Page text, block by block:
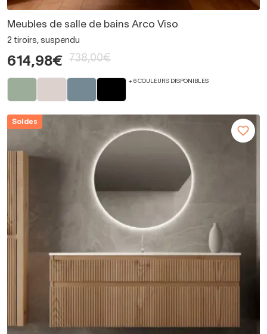
Meubles de salle de bains Arco Viso
2 tiroirs, suspendu
614,98€ 738,00€
+ 6 COULEURS DISPONIBLES
Soldes